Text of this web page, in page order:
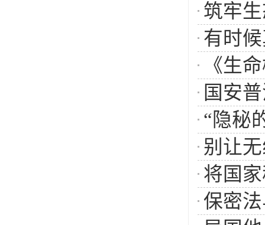
筑牢
有时
《生
国安
“隐秘
别让
将国
保密